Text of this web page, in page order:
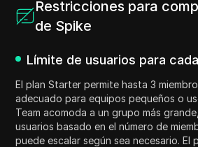
Restricciones para
de Spike
Límite de usuarios para
El plan Starter permite hasta 3
adecuado para equipos pequeños o
Team acomoda a un grupo más
usuarios basado en el número de
puede escalar según sea necesario. El